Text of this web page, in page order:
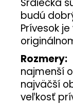
budú
Prívesok
Rozmery:
najmenší
najväčší
veľkosť